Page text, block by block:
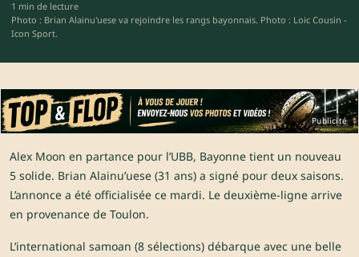
1 min de lecture
Photo : Brian Alainu'uese va rejoindre les rangs bayonnais. Photo : Loic Cousin -
Icon Sport.
Publicité
Alex Moon en partance pour l’UBB, Bayonne tient un nouveau
5 solide. Brian Alainu’uese (31 ans) a signé pour deux saisons.
L’annonce a été officialisée ce mardi. Le deuxième-ligne arrive
en provenance de Toulon.
L’international samoan (8 sélections) débarque avec une belle